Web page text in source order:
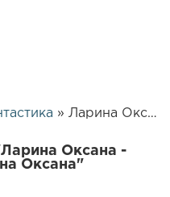
» Ларина Оксана - ВАСЬКА | 15535
Оксана -
Оксана"